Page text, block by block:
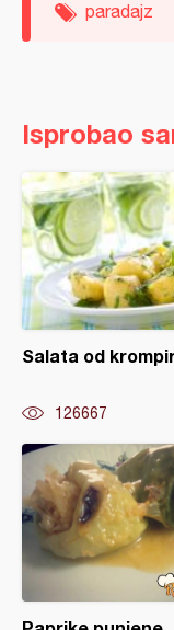
paradajz
Isprobao
Salata od
126667